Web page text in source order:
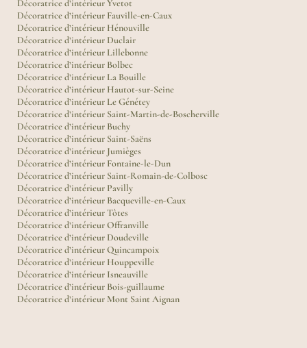
Décoratrice d’intérieur Yvetot
Décoratrice d’intérieur Fauville-en-Caux
Décoratrice d’intérieur Hénouville
Décoratrice d’intérieur Duclair
Décoratrice d’intérieur Lillebonne
Décoratrice d’intérieur Bolbec
Décoratrice d’intérieur La Bouille
Décoratrice d’intérieur Hautot-sur-Seine
Décoratrice d’intérieur Le Génétey
Décoratrice d’intérieur Saint-Martin-de-Boscherville
Décoratrice d’intérieur Buchy
Décoratrice d’intérieur Saint-Saëns
Décoratrice d’intérieur Jumièges
Décoratrice d’intérieur Fontaine-le-Dun
Décoratrice d’intérieur Saint-Romain-de-Colbosc
Décoratrice d’intérieur Pavilly
Décoratrice d’intérieur Bacqueville-en-Caux
Décoratrice d’intérieur Tôtes
Décoratrice d’intérieur Offranville
Décoratrice d’intérieur Doudeville
Décoratrice d’intérieur Quincampoix
Décoratrice d’intérieur Houppeville
Décoratrice d’intérieur Isneauville
Décoratrice d’intérieur Bois-guillaume
Décoratrice d’intérieur Mont Saint Aignan